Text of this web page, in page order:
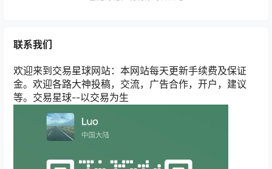
联系我们
欢迎来到交易星球网站：本网站每天更新手续费及保证
金。欢迎各路大神投稿，交流，广告合作，开户，建议
等。交易星球--以交易为生